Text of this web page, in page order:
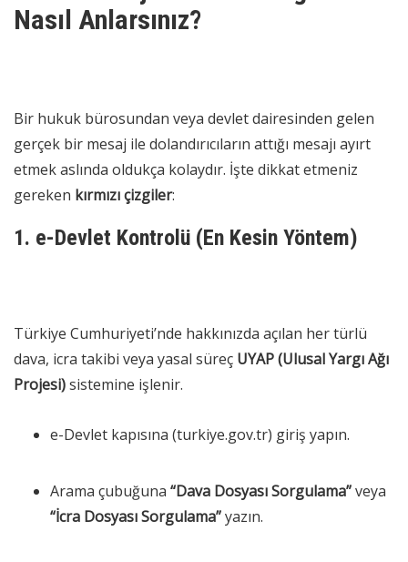
Nasıl Anlarsınız?
Bir hukuk bürosundan veya devlet dairesinden gelen
gerçek bir mesaj ile dolandırıcıların attığı mesajı ayırt
etmek aslında oldukça kolaydır. İşte dikkat etmeniz
gereken kırmızı çizgiler:
1. e-Devlet Kontrolü (En Kesin Yöntem)
Türkiye Cumhuriyeti’nde hakkınızda açılan her türlü
dava, icra takibi veya yasal süreç UYAP (Ulusal Yargı Ağı
Projesi)sistemine işlenir.
e-Devlet kapısına (turkiye.gov.tr) giriş yapın.
Arama çubuğuna “Dava Dosyası Sorgulama”veya
“İcra Dosyası Sorgulama”yazın.